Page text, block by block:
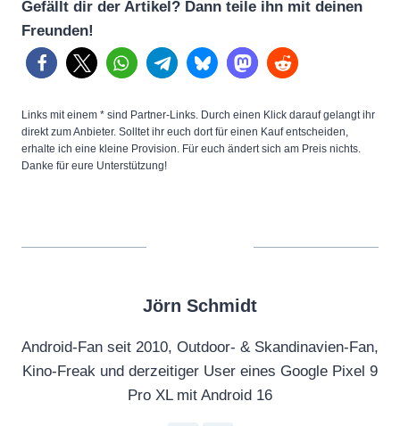
Gefällt dir der Artikel? Dann teile ihn mit deinen
Freunden!
Links mit einem * sind Partner-Links. Durch einen Klick darauf gelangt ihr
direkt zum Anbieter. Solltet ihr euch dort für einen Kauf entscheiden,
erhalte ich eine kleine Provision. Für euch ändert sich am Preis nichts.
Danke für eure Unterstützung!
Jörn Schmidt
Android-Fan seit 2010, Outdoor- & Skandinavien-Fan,
Kino-Freak und derzeitiger User eines Google Pixel 9
Pro XL mit Android 16